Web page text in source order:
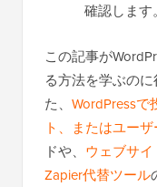
確認します。
この記事が
る方法を学ぶの
た、 WordPressで
ト、またはユー
ドや、 ウェブサ
Zapier代替ツール